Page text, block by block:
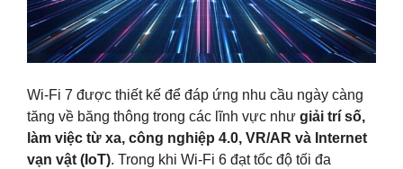
Wi-Fi 7 được thiết kế để đáp ứng nhu cầu ngày càng
tăng về băng thông trong các lĩnh vực như giải trí số,
làm việc từ xa, công nghiệp 4.0, VR/AR và Internet
vạn vật (IoT). Trong khi Wi-Fi 6 đạt tốc độ tối đa